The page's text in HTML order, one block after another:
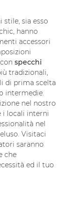
stile, sia esso
hanno
accessori
specchi
tradizionali,
di prima scelta
intermedie.
nel nostro
i locali interni
nel
Visitaci
saranno
che
ed il tuo